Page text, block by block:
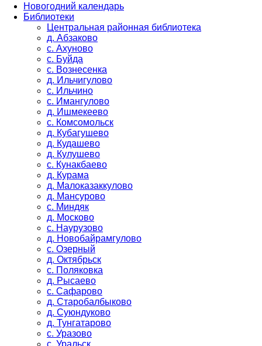
Новогодний календарь
Библиотеки
Центральная районная библиотека
д. Абзаково
с. Ахуново
с. Буйда
с. Вознесенка
д. Ильчигулово
с. Ильчино
с. Имангулово
д. Ишмекеево
с. Комсомольск
д. Кубагушево
д. Кудашево
д. Кулушево
с. Кунакбаево
д. Курама
д. Малоказаккулово
д. Мансурово
с. Миндяк
д. Москово
с. Наурузово
д. Новобайрамгулово
с. Озерный
д. Октябрьск
с. Поляковка
д. Рысаево
с. Сафарово
д. Старобалбыково
д. Суюндуково
д. Тунгатарово
с. Уразово
с. Уральск